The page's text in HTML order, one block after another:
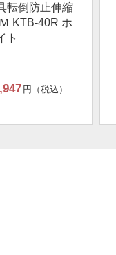
転倒防止伸縮
KTB-40R ホ
ト
円（税込）